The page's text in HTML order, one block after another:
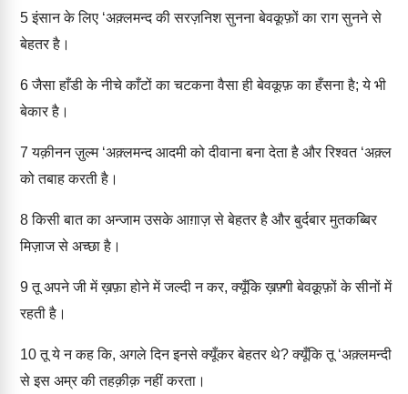
5इंसान के लिए ‘अक़्लमन्द की सरज़निश सुनना बेवकूफ़ों का राग सुनने से
बेहतर है।
6जैसा हाँडी के नीचे काँटों का चटकना वैसा ही बेवकूफ़ का हँसना है; ये भी
बेकार है।
7 यक़ीनन ज़ुल्म ‘अक़्लमन्द आदमी को दीवाना बना देता है और रिश्वत ‘अक़्ल
को तबाह करती है।
8किसी बात का अन्जाम उसके आग़ाज़ से बेहतर है और बुर्दबार मुतकब्बिर
मिज़ाज से अच्छा है।
9तू अपने जी में ख़फ़ा होने में जल्दी न कर, क्यूँकि ख़फ़्गी बेवक़ूफ़ों के सीनों में
रहती है।
10तू ये न कह कि, अगले दिन इनसे क्यूँकर बेहतर थे? क्यूँकि तू ‘अक़्लमन्दी
से इस अम्र की तहक़ीक़ नहीं करता।